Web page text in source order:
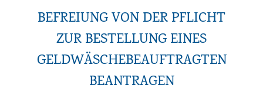
BEFREIUNG VON DER PFLICHT
ZUR BESTELLUNG EINES
GELDWÄSCHEBEAUFTRAGTEN
BEANTRAGEN